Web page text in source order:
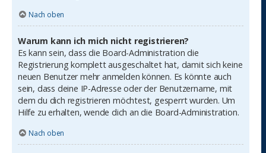
Nach oben
Warum kann ich mich nicht registrieren?
Es kann sein, dass die Board-Administration die
Registrierung komplett ausgeschaltet hat, damit sich keine
neuen Benutzer mehr anmelden können. Es könnte auch
sein, dass deine IP-Adresse oder der Benutzername, mit
dem du dich registrieren möchtest, gesperrt wurden. Um
Hilfe zu erhalten, wende dich an die Board-Administration.
Nach oben